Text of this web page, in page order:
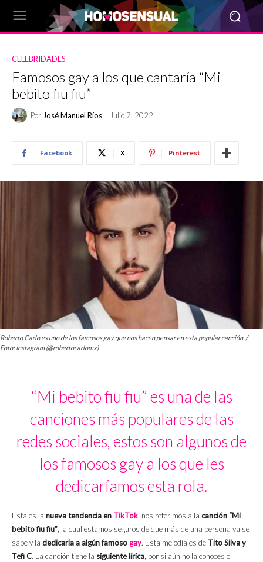
CELEBRIDADES
Famosos gay a los que cantaría “Mi
bebito fiu fiu”
Por José Manuel Ríos Julio 7, 2022
Facebook X Pinterest
Roberto Carlo es uno de los famosos gay que nos hacen pensar en esta popular canción. /
Foto: Instagram (@robertocarlomx)
“Mi bebito fiu fiu” es una de las
canciones más populares de las
redes sociales, estos son algunos de
los famosos gay a los que les
dedicaríamos esta rola.
Esta es la nueva tendencia en TikTok, nos referimos a la canción “Mi
bebito fiu fiu”, la cual estamos seguros de que más de una persona ya se
sabe y la dedicaría a algún famosogay. Esta melodía es de Tito Silva y
Tefi C. La canción tiene la siguiente lírica, por si aún no la conoces o